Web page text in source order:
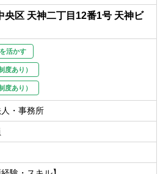
央区 天神二丁目12番1号 天神ビ
活かす
度あり）
度あり）
・事務所